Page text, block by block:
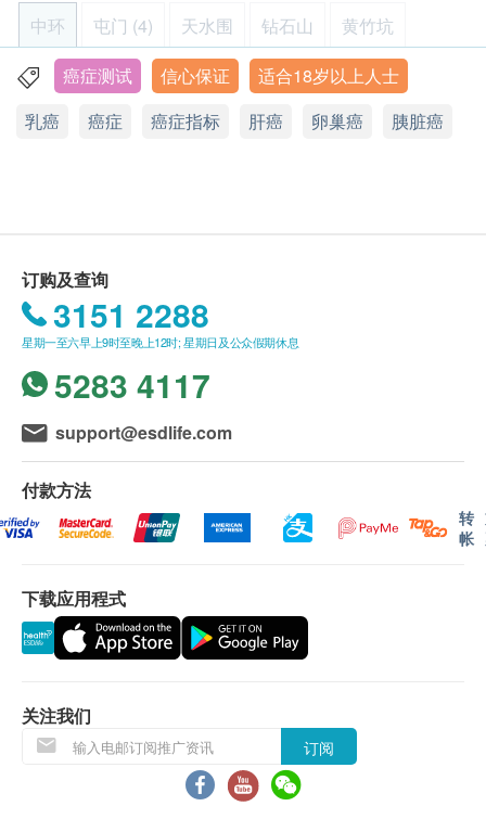
1个月预约相关检查，逾期作废。
疫苗注射（不包括新冠疫苗相关计划）：
此项交易必须经医生评估是否适合进行疫苗注射
（不包括新冠疫苗相关计划）
。如医生认为不适合
报告：
进行健康检查后，一般情况下，需大概7-10个工作
天跟进检查报告， 工作天不包括星期六、日及公
众假期。 轮侯报告讲解时间会因应不同情况 (如个
别化验项目所需时间或客人指明特定时段) 而有所
讲解报告)
A. 本地/海外客户
(1) 亲身领取：亲身前往各诊所
(2) 电话讲解报告 (自取报告)
(1) 亲身领取：亲身前往检验中心
(2)客人另回电听取报告 (自取报告)
如果客户已完成电话或面解服务,若再要求讲解,需
另外收取$230解析报告费。
客户若体检后3个月内不提取报告，所有报告一律
作销毁处理及不会存底，客户如需额外索取报告複
中环
屯门 (4) 天水围 钻石山 黄竹坑
元朗 旺角 佐敦 荃湾 上水
中环干诺道中30-32号莊士大厦1楼101室
癌症测试 信心保证
适合18岁以上人士
乳癌
癌症 癌症指标 肝癌 卵巢癌 胰脏癌
订购及查询
3151 2288
星期一至六早上9时至晚上12时; 星期日及公众假期休息
5283 4117
support@esdlife.com
付款方法
转
帐
下载应用程式
关注我们
订阅